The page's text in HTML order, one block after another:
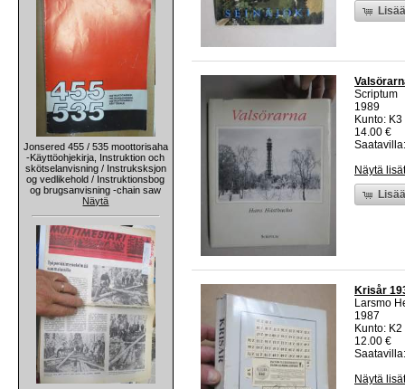
Jonsered 455 / 535 moottorisaha
-Käyttöohjekirja, Instruktion och
skötselanvisning / Instruksksjon
og vedlikehold / Instruktionsbog
og brugsanvisning -chain saw
Näytä
Scriptum
1989
Kunto:
14.00 €
Näytä
Krisår
Larsmo
1987
Kunto:
12.00 €
Näytä